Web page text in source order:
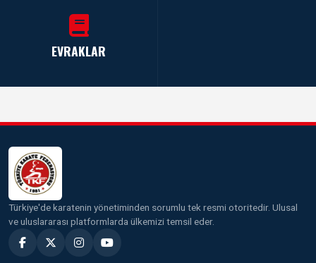
EVRAKLAR
Türkiye'de karatenin yönetiminden sorumlu tek resmi otoritedir. Ulusal
ve uluslararası platformlarda ülkemizi temsil eder.